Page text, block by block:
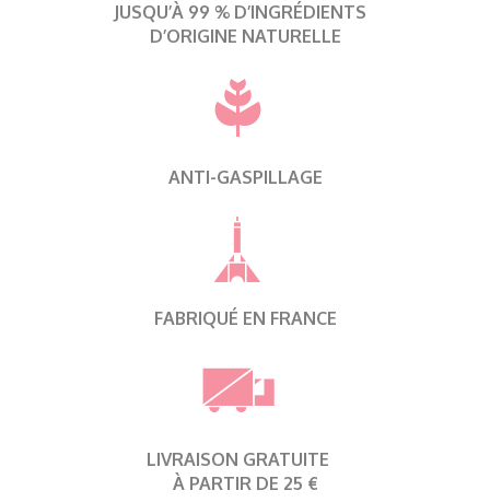
JUSQU’À 99 % D’INGRÉDIENTS
D’ORIGINE NATURELLE
ANTI-GASPILLAGE
FABRIQUÉ EN FRANCE
LIVRAISON GRATUITE
À PARTIR DE 25 €